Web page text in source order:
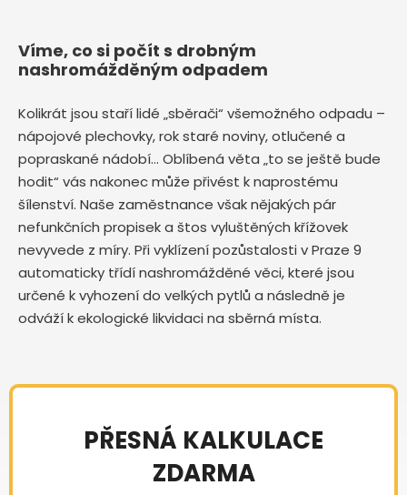
Víme, co si počít s drobným
nashromážděným odpadem
Kolikrát jsou staří lidé „sběrači“ všemožného odpadu –
nápojové plechovky, rok staré noviny, otlučené a
popraskané nádobí… Oblíbená věta „to se ještě bude
hodit“ vás nakonec může přivést k naprostému
šílenství. Naše zaměstnance však nějakých pár
nefunkčních propisek a štos vyluštěných křížovek
nevyvede z míry. Při vyklízení pozůstalosti v Praze 9
automaticky třídí nashromážděné věci, které jsou
určené k vyhození do velkých pytlů a následně je
odváží k ekologické likvidaci na sběrná místa.
PŘESNÁ KALKULACE
ZDARMA